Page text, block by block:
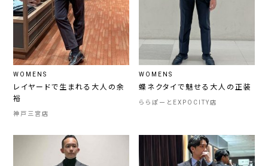
WOMENS
レイヤードで生まれる大人の余
裕
神戸三宮店
WOMENS
蝶ネクタイで魅せる大人の正装
ららぽーとEXPOCITY店